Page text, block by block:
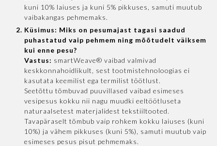
kuni 10% laiuses ja kuni 5% pikkuses, samuti muutub
vaibakangas pehmemaks.
Küsimus: Miks on pesumajast tagasi saadud
puhastatud vaip pehmem ning mõõtudelt väiksem
kui enne pesu?
Vastus: smartWeave® vaibad valmivad
keskkonnahoidlikult, sest tootmistehnoloogias ei
kasutata keemilist ega termilist töötlust.
Seetõttu tõmbuvad puuvillased vaibad esimeses
vesipesus kokku nii nagu muudki eeltöötluseta
naturaalsetest materjalidest tekstiiltooted.
Tavapäraselt tõmbub vaip rohkem kokku laiuses (kuni
10%) ja vähem pikkuses (kuni 5%), samuti muutub vaip
esimeses pesus pisut pehmemaks.